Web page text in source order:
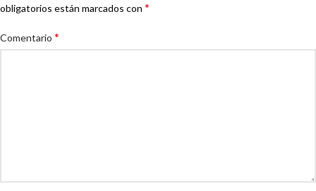
obligatorios están marcados con *
Comentario *